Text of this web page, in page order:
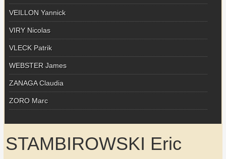
VEILLON Yannick
VIRY Nicolas
VLECK Patrik
WEBSTER James
ZANAGA Claudia
ZORO Marc
STAMBIROWSKI Eric